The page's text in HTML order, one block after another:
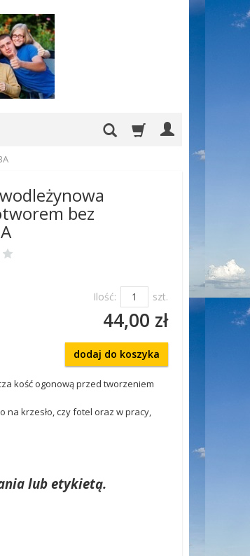
bez
Ilość: szt.
44,00 zł
dodaj do koszyka
kość ogonową przed tworzeniem
na krzesło, czy fotel oraz w pracy,
lub etykietą.